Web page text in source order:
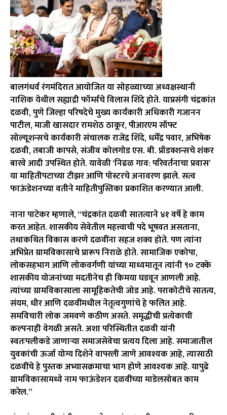
बालगंधर्व रंगमंदिरात आयोजित या सोहळ्याच्या अध्यक्षस्थानी
नाशिक येथील सह्याद्री फॉर्म्सचे विलास शिंदे होते. याप्रसंगी चंद्रकांत
दळवी, पुणे जिल्हा परिषदेचे मुख्य कार्यकारी अधिकारी गजानन
पाटील, माजी खासदार रामशेठ ठाकूर, पीआरएम सॉफ्ट
सोल्यूशन्सचे कार्यकारी संचालक राजेंद्र शिंदे, धर्मेंद्र पवार, अभिषेक
दळवी, तबाजी कापसे, संजीव कोलगोड एस. बी. प्रॉडक्शन्सचे शंकर
बारवे आदी उपस्थित होते. यावेळी ‘निढळ गाव: परिवर्तनाचा प्रवास’
या माहितीपटाच्या टीझर आणि पोस्टरचे अनावरण झाले. सत्व
फाऊंडेशनच्या वतीने माहितीपुस्तिका प्रकाशित करण्यात आली.
नाना पाटेकर म्हणाले, “चंद्रकांत दळवी सातत्याने ४१ वर्षे हे काम
करत आहेत. शासकीय सेवेतील महत्त्वाची पदे भूषवत असताना,
तथाकथित विकास करणे दळवींना सहज शक्य होते. पण त्यांना
अभिप्रेत ग्रामविकासाचे प्रारूप निराळे होते. सामाजिक एकोपा,
लोकसहभाग आणि लोकवर्गणी यांच्या माध्यमातून त्यांनी ९० टक्के
शासकीय योजनांच्या मदतीनेच ही किमया घडवून आणली आहे.
त्यांच्या ग्रामविकासाला सामूहिकतेची जोड आहे. पराकोटीचे सातत्य,
संयम, धीर आणि दळवींमधील नेतृत्वगुणांचे हे फलित आहे.
समविचारी लोक जमवणे कठीण असते. समृद्धीची प्रत्येकाची
कल्पनाही वेगळी असते. अशा परिस्थितीत दळवी यांनी
स्वतःपलीकडे जाणाऱ्या समाजसेवेचा प्रत्यय दिला आहे. समाजातील
युवकांची ऊर्जा योग्य दिशेने वापरली जाणे आवश्यक आहे, त्यासाठी
दळवींचे हे पुस्तक अभ्यासक्रमाचा भाग होणे आवश्यक आहे. यापुढे
ग्रामविकासामध्ये नाम फाऊंडेशन दळवींच्या माडेलसोबत काम
करेल.”